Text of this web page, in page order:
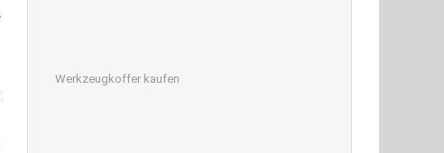
Werkzeugkoffer kaufen